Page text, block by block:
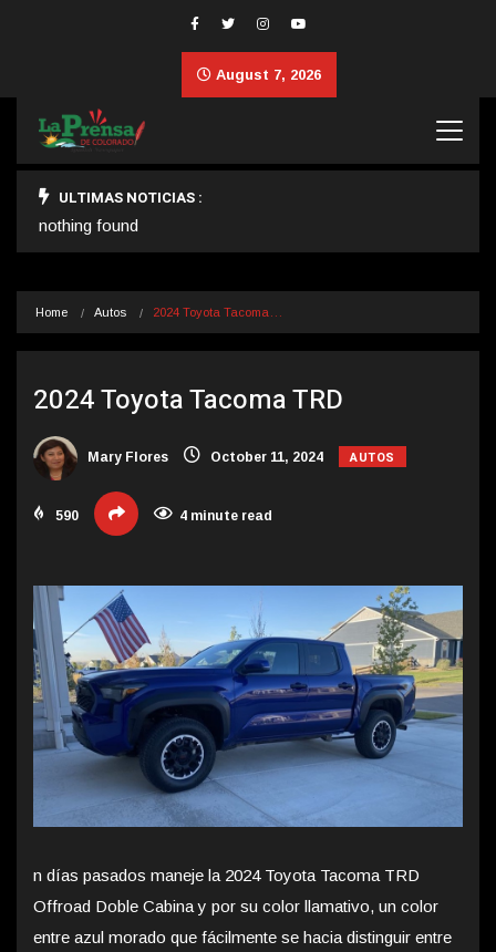
August 7, 2026
ULTIMAS NOTICIAS :
nothing found
Home Autos 2024 Toyota Tacoma…
2024 Toyota Tacoma TRD
Mary Flores October 11, 2024 AUTOS
590 4 minute read
n días pasados maneje la 2024 Toyota Tacoma TRD
Offroad Doble Cabina y por su color llamativo, un color
entre azul morado que fácilmente se hacia distinguir entre